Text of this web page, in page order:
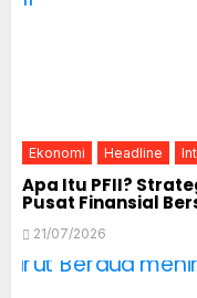
Ekonomi Headline
Apa Itu PFII?
Pusat Finansial
21/07/2026